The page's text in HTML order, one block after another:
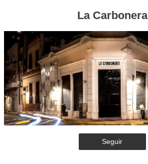
La Carbonera
Seguir